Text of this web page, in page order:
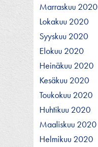
Marraskuu 2020
Lokakuu 2020
Syyskuu 2020
Elokuu 2020
Heinäkuu 2020
Kesäkuu 2020
Toukokuu 2020
Huhtikuu 2020
Maaliskuu 2020
Helmikuu 2020